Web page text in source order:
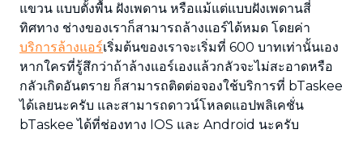
แขวน แบบตั้งพื้น ฝังเพดาน หรือแม้แต่แบบฝังเพดานสี่
ทิศทาง ช่างของเราก็สามารถล้างแอร์ได้หมด โดยค่า
บริการล้างแอร์เริ่มต้นของเราจะเริ่มที่ 600 บาทเท่านั้นเอง
หากใครที่รู้สึกว่าถ้าล้างแอร์เองแล้วกลัวจะไม่สะอาดหรือ
กลัวเกิดอันตราย ก็สามารถติดต่อจองใช้บริการที่ bTaskee
ได้เลยนะครับ และสามารถดาวน์โหลดแอปพลิเคชั่น
bTaskee ได้ที่ช่องทาง IOS และ Android นะครับ